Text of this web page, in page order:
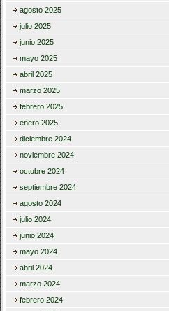
agosto 2025
julio 2025
junio 2025
mayo 2025
abril 2025
marzo 2025
febrero 2025
enero 2025
diciembre 2024
noviembre 2024
octubre 2024
septiembre 2024
agosto 2024
julio 2024
junio 2024
mayo 2024
abril 2024
marzo 2024
febrero 2024